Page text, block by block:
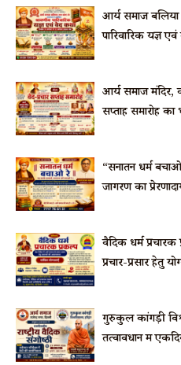
आर्य समाज बलिया
पारिवारिक यज्ञ
आर्य समाज मंदिर,
सप्ताह समारोह
“सनातन धर्म
जागरण का
वैदिक धर्म
प्रचार-प्रसार हेतु
गुरुकुल कांगड़ी
तत्वावधान में